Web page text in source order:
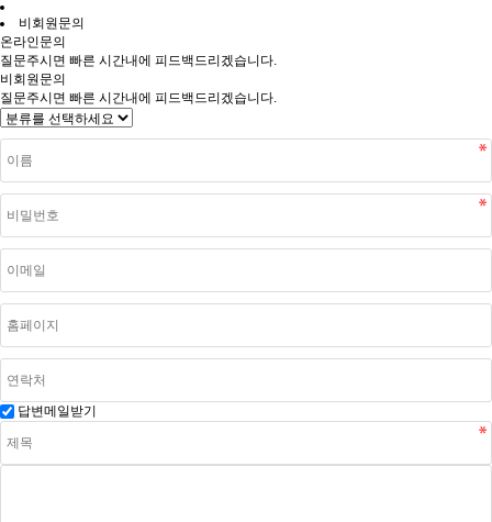
비회원문의
온라인문의
질문주시면 빠른 시간내에 피드백드리겠습니다.
비회원문의
질문주시면 빠른 시간내에 피드백드리겠습니다.
답변메일받기